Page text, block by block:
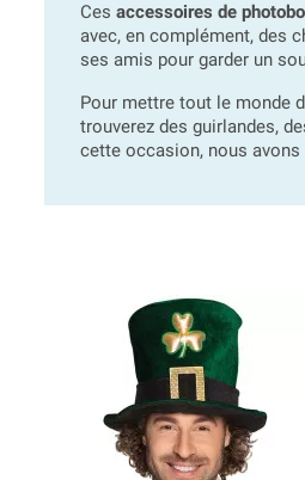
Ces accessoires de
avec, en complément, des
ses amis pour garder un
Pour mettre tout le monde
trouverez des guirlandes,
cette occasion, nous